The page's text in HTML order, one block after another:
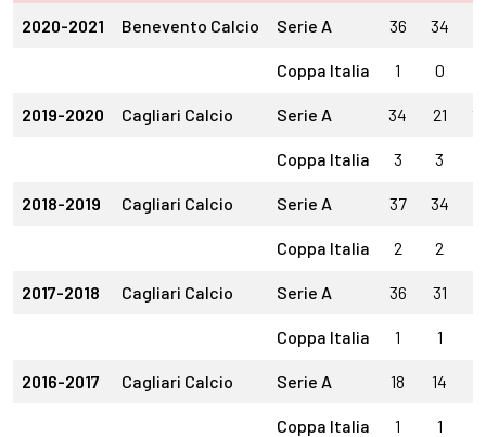
2020-2021 Benevento Calcio Serie A 36 34
Coppa Italia 1 0
2019-2020 Cagliari Calcio Serie A 34 21 13
Coppa Italia 3 3
2018-2019 Cagliari Calcio Serie A 37 34
Coppa Italia 2 2
2017-2018 Cagliari Calcio Serie A 36 31
Coppa Italia 1 1
2016-2017 Cagliari Calcio Serie A 18 14
Coppa Italia 1 1